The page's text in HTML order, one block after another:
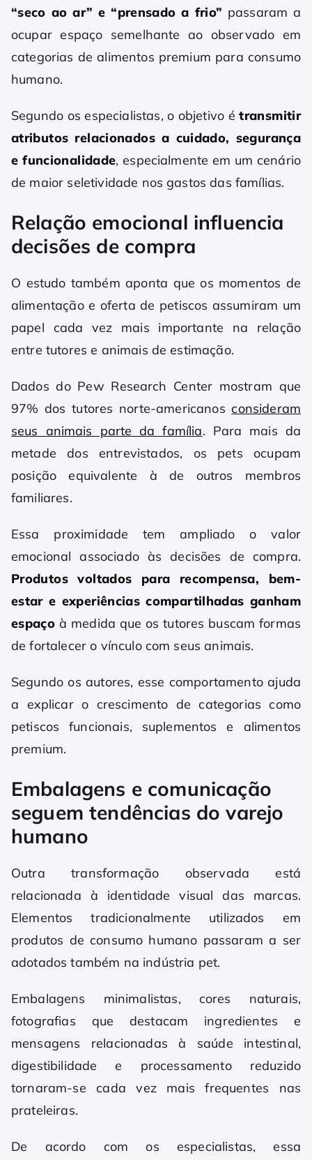
“seco ao ar” e “prensado a frio” passaram a
ocupar espaço semelhante ao observado em
categorias de alimentos premium para consumo
humano.
Segundo os especialistas, o objetivo étransmitir
atributos relacionados a cuidado, segurança
e funcionalidade, especialmente em um cenário
de maior seletividade nos gastos das famílias.
Relação emocional influencia
decisões de compra
O estudo também aponta que os momentos de
alimentação e oferta de petiscos assumiram um
papel cada vez mais importante na relação
entre tutores e animais de estimação.
Dados do Pew Research Center mostram que
97% dos tutores norte-americanosconsideram
seus animais parte da família. Para mais da
metade dos entrevistados, os pets ocupam
posição equivalente à de outros membros
familiares.
Essa proximidade tem ampliado o valor
emocional associado às decisões de compra.
Produtos voltados para recompensa, bem-
estar e experiências compartilhadas ganham
espaço à medida que os tutores buscam formas
de fortalecer o vínculo com seus animais.
Segundo os autores, esse comportamento ajuda
a explicar o crescimento de categorias como
petiscos funcionais, suplementos e alimentos
premium.
Embalagens e comunicação
seguem tendências do varejo
humano
Outra transformação observada está
relacionada à identidade visual das marcas.
Elementos tradicionalmente utilizados em
produtos de consumo humano passaram a ser
adotados também na indústria pet.
Embalagens minimalistas, cores naturais,
fotografias que destacam ingredientes e
mensagens relacionadas à saúde intestinal,
digestibilidade e processamento reduzido
tornaram-se cada vez mais frequentes nas
prateleiras.
De acordo com os especialistas, essa